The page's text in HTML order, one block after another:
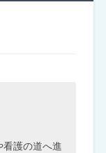
護の道へ進